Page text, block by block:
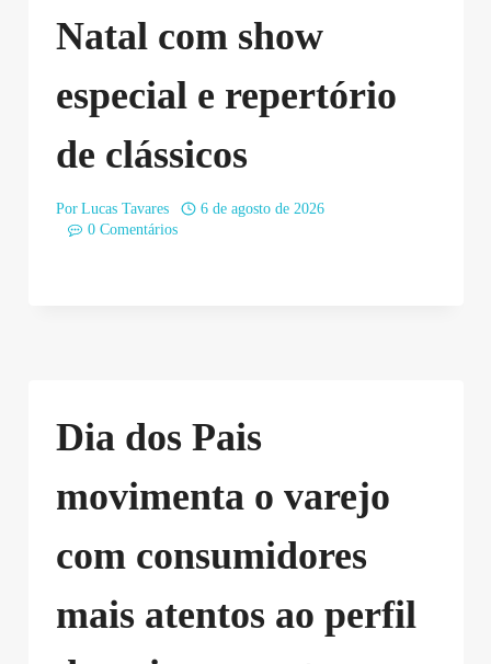
Natal com show
especial e repertório
de clássicos
Por Lucas Tavares
6 de agosto de 2026
0 Comentários
Dia dos Pais
movimenta o varejo
com consumidores
mais atentos ao perfil